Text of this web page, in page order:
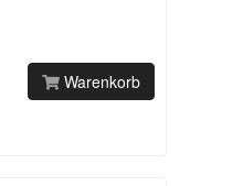
Warenkorb